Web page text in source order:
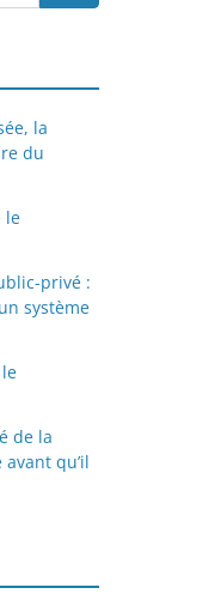
la
du
le
privé :
système
de la
qu’il